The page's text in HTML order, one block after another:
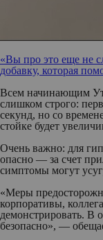
«Вы про это еще не
добавку, которая
Всем начинающим
слишком строго:
секунд, но со
стойке будет
Очень важно: для
опасно — за счет
симптомы могут
«Меры
корпоративы,
демонстрировать. В
безопасно», —